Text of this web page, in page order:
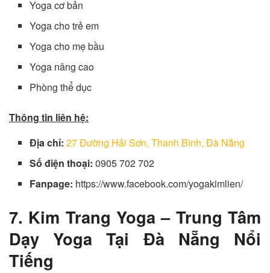
Yoga cơ bản
Yoga cho trẻ em
Yoga cho mẹ bầu
Yoga nâng cao
Phòng thể dục
Thông tin liên hệ:
Địa chỉ:27 Đường Hải Sơn, Thanh Bình, Đà Nẵng
Số điện thoại:0905 702 702
Fanpage: https://www.facebook.com/yogakimlien/
7. Kim Trang Yoga – Trung Tâm
Dạy Yoga Tại Đà Nẵng Nổi
Tiếng